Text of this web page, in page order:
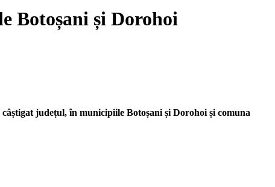
Botoșani și Dorohoi
județul, în municipiile Botoșani și Dorohoi și comuna